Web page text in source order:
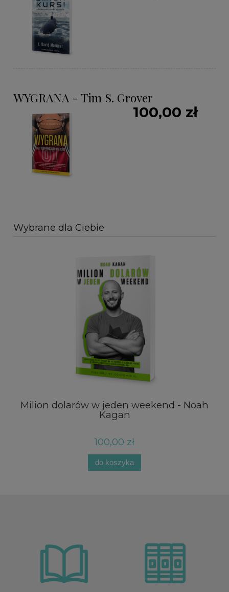
WYGRANA - Tim S. Grover
100,00 zł
Wybrane dla Ciebie
Milion dolarów w jeden weekend - Noah
Kagan
100,00 zł
do koszyka